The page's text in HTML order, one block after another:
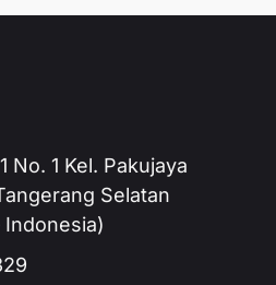
No. 1 Kel. Pakujaya
Selatan
Indonesia)